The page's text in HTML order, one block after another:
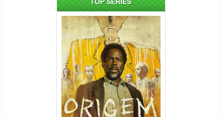
Origem 4ª Temporada Torrent
(2026) WEB-DL 1080p/4K
Dual Áudio